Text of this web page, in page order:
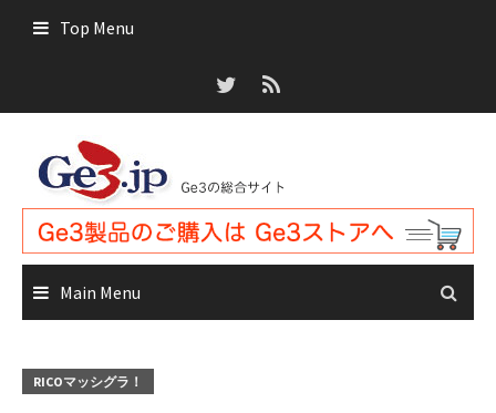
Top Menu
Main Menu
RICOマッシグラ！